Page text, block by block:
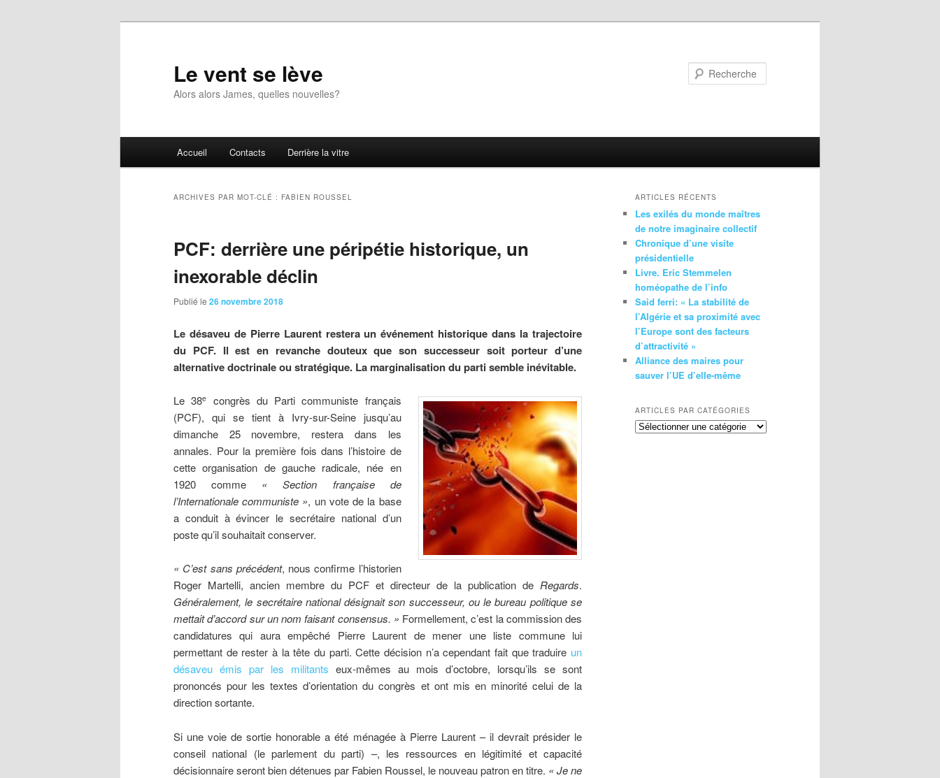
Le vent se lève
Alors alors James, quelles nouvelles?
Accueil Contacts Derrière la vitre
ARCHIVES PAR MOT-CLÉ : FABIEN ROUSSEL
PCF: derrière une péripétie historique, un
inexorable déclin
Publié le 26 novembre 2018
Le désaveu de Pierre Laurent restera un événement historique dans la trajectoire
du PCF. Il est en revanche douteux que son successeur soit porteur d’une
alternative doctrinale ou stratégique. La marginalisation du parti semble inévitable.
Le 38e
congrès du Parti communiste français
(PCF), qui se tient à Ivry-sur-Seine jusqu’au
dimanche 25 novembre, restera dans les
annales. Pour la première fois dans l’histoire de
cette organisation de gauche radicale, née en
1920 comme « Section française de
l’Internationale communiste », un vote de la base
a conduit à évincer le secrétaire national d’un
poste qu’il souhaitait conserver.
« C’est sans précédent, nous confirme l’historien
Roger Martelli, ancien membre du PCF et directeur de la publication de Regards.
Généralement, le secrétaire national désignait son successeur, ou le bureau politique se
mettait d’accord sur un nom faisant consensus. » Formellement, c’est la commission des
candidatures qui aura empêché Pierre Laurent de mener une liste commune lui
permettant de rester à la tête du parti. Cette décision n’a cependant fait que traduire un
désaveu émis par les militants eux-mêmes au mois d’octobre, lorsqu’ils se sont
prononcés pour les textes d’orientation du congrès et ont mis en minorité celui de la
direction sortante.
Si une voie de sortie honorable a été ménagée à Pierre Laurent ­– il devrait présider le
conseil national (le parlement du parti) –, les ressources en légitimité et capacité
décisionnaire seront bien détenues par Fabien Roussel, le nouveau patron en titre. « Je ne
ARTICLES RÉCENTS
Les exilés du monde maîtres
de notre imaginaire collectif
Chronique d’une visite
présidentielle
Livre. Eric Stemmelen
homéopathe de l’info
Said ferri: « La stabilité de
l’Algérie et sa proximité avec
l’Europe sont des facteurs
d’attractivité »
Alliance des maires pour
sauver l’UE d’elle-même
ARTICLES PAR CATÉGORIES
Articles